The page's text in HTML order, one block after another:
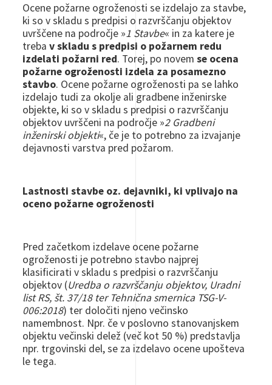
Ocene požarne ogroženosti se izdelajo za stavbe,
ki so v skladu s predpisi o razvrščanju objektov
uvrščene na področje »1 Stavbe« in za katere je
trebav skladu s predpisi o požarnem redu
izdelati požarni red. Torej, po novemse ocena
požarne ogroženosti izdela za posamezno
stavbo. Ocene požarne ogroženosti pa se lahko
izdelajo tudi za okolje ali gradbene inženirske
objekte, ki so v skladu s predpisi o razvrščanju
objektov uvrščeni na področje »2 Gradbeni
inženirski objekti«, če je to potrebno za izvajanje
dejavnosti varstva pred požarom.
Lastnosti stavbe oz. dejavniki, ki vplivajo na
oceno požarne ogroženosti
Pred začetkom izdelave ocene požarne
ogroženosti je potrebno stavbo najprej
klasificirati v skladu s predpisi o razvrščanju
objektov (Uredba o razvrščanju objektov, Uradni
list RS, št. 37/18 ter Tehnična smernica TSG-V-
006:2018) ter določiti njeno večinsko
namembnost. Npr. če v poslovno stanovanjskem
objektu večinski delež (več kot 50 %) predstavlja
npr. trgovinski del, se za izdelavo ocene upošteva
le tega.